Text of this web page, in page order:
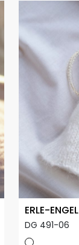
ERLE-ENGEL
DG 491-06